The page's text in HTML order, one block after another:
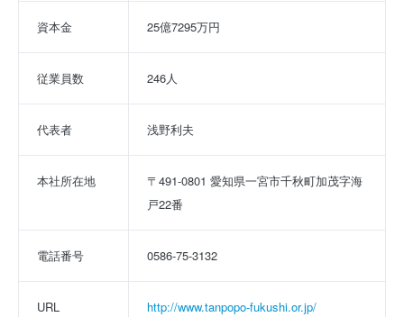
資本金 25億7295万円
従業員数 246人
代表者 浅野利夫
本社所在地
〒491-0801 愛知県一宮市千秋町加茂字海
戸22番
電話番号 0586-75-3132
URL http://www.tanpopo-fukushi.or.jp/